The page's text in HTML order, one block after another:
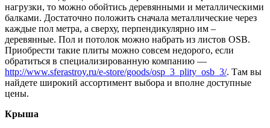
нагрузки, то можно обойтись деревянными и металлическими
балками. Достаточно положить сначала металлические через
каждые пол метра, а сверху, перпендикулярно им –
деревянные. Пол и потолок можно набрать из листов OSB.
Приобрести такие плиты можно совсем недорого, если
обратиться в специализированную компанию —
http://www.sferastroy.ru/e-store/goods/osp_3_plity_osb_3/. Там вы
найдете широкий ассортимент выбора и вполне доступные
цены.
Крыша